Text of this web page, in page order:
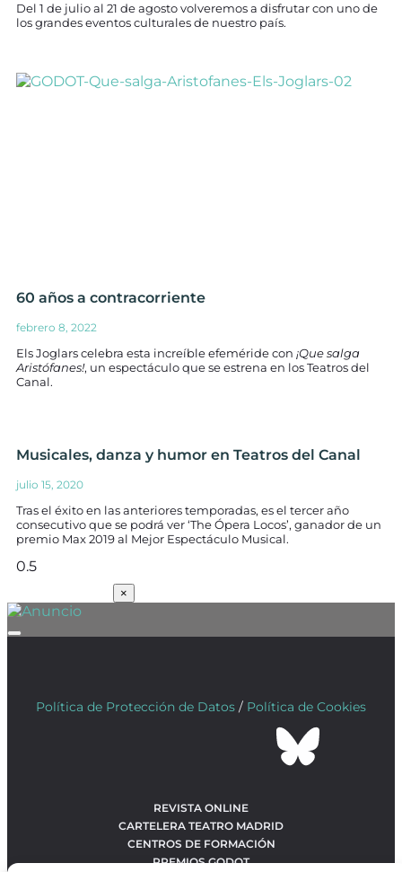
Del 1 de julio al 21 de agosto volveremos a disfrutar con uno de
los grandes eventos culturales de nuestro país.
60 años a contracorriente
febrero 8, 2022
Els Joglars celebra esta increíble efeméride con ¡Que salga
Aristófanes!, un espectáculo que se estrena en los Teatros del
Canal.
Musicales, danza y humor en Teatros del Canal
julio 15, 2020
Tras el éxito en las anteriores temporadas, es el tercer año
consecutivo que se podrá ver ‘The Ópera Locos’, ganador de un
premio Max 2019 al Mejor Espectáculo Musical.
×
Política de Protección de Datos / Política de Cookies
REVISTA ONLINE
CARTELERA TEATRO MADRID
CENTROS DE FORMACIÓN
PREMIOS GODOT